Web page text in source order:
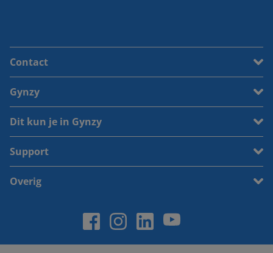
Contact
Gynzy
Dit kun je in Gynzy
Support
Overig